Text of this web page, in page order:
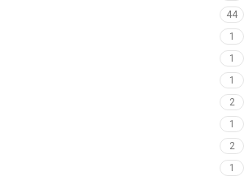
44
1
1
1
2
1
2
1